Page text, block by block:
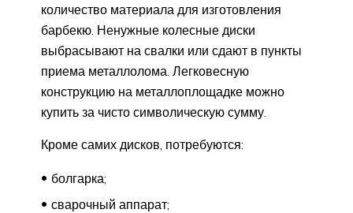
количество материала для изготовления
барбекю. Ненужные колесные диски
выбрасывают на свалки или сдают в пункты
приема металлолома. Легковесную
конструкцию на металлоплощадке можно
купить за чисто символическую сумму.
Кроме самих дисков, потребуются:
болгарка;
сварочный аппарат;